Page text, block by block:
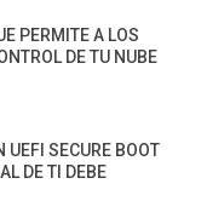
PERMITE A LOS
DE TU NUBE
UEFI SECURE BOOT
DE TI DEBE